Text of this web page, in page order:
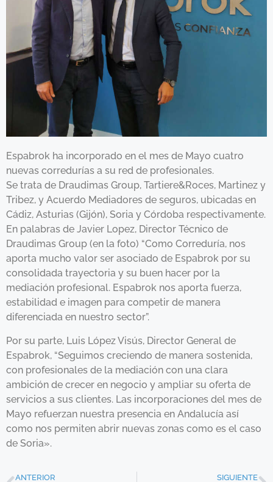
Espabrok ha incorporado en el mes de Mayo cuatro
nuevas corredurías a su red de profesionales.
Se trata de Draudimas Group, Tartiere&Roces, Martinez y
Tribez, y Acuerdo Mediadores de seguros, ubicadas en
Cádiz, Asturias (Gijón), Soria y Córdoba respectivamente.
En palabras de Javier Lopez, Director Técnico de
Draudimas Group (en la foto) “Como Correduría, nos
aporta mucho valor ser asociado de Espabrok por su
consolidada trayectoria y su buen hacer por la
mediación profesional. Espabrok nos aporta fuerza,
estabilidad e imagen para competir de manera
diferenciada en nuestro sector”.
Por su parte, Luis López Visús, Director General de
Espabrok, “Seguimos creciendo de manera sostenida,
con profesionales de la mediación con una clara
ambición de crecer en negocio y ampliar su oferta de
servicios a sus clientes. Las incorporaciones del mes de
Mayo refuerzan nuestra presencia en Andalucía así
como nos permiten abrir nuevas zonas como es el caso
de Soria».
ANTERIOR SIGUIENTE